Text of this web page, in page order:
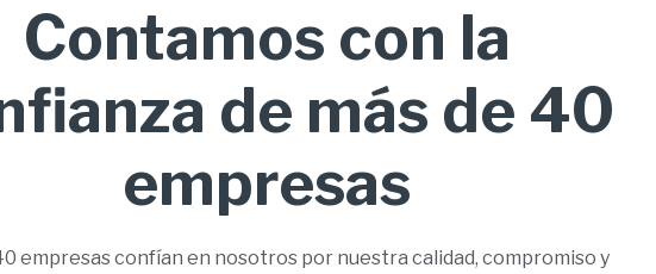
Contamos con la
de más de 40
empresas
empresas confían en nosotros por nuestra calidad, compromiso y